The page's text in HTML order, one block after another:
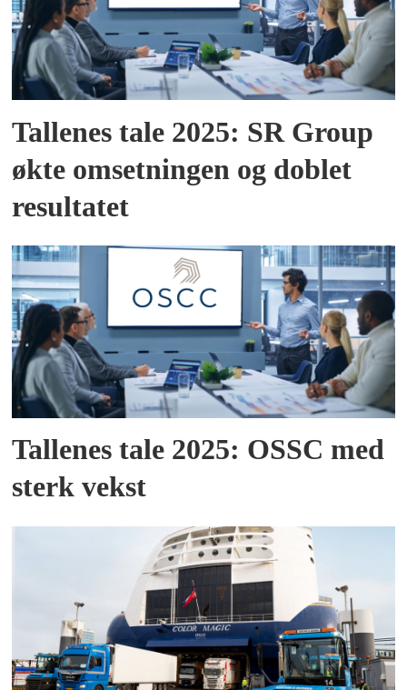
Tallenes tale 2025: SR Group
økte omsetningen og doblet
resultatet
Tallenes tale 2025: OSSC med
sterk vekst